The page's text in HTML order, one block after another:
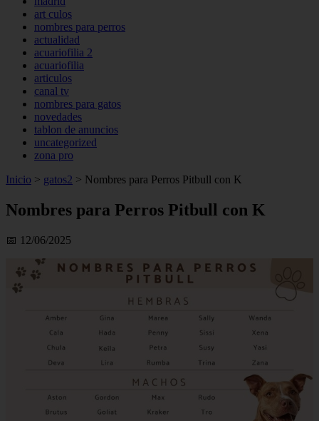
art culos
nombres para perros
actualidad
acuariofilia 2
acuariofilia
articulos
canal tv
nombres para gatos
novedades
tablon de anuncios
uncategorized
zona pro
Inicio > gatos2 > Nombres para Perros Pitbull con K
Nombres para Perros Pitbull con K
📅 12/06/2025